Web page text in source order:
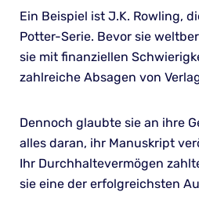
Ein Beispiel ist J.K. Rowling,
Potter-Serie. Bevor sie
sie mit finanziellen
zahlreiche Absagen von
Dennoch glaubte sie an ihre
alles daran, ihr Manuskript
Ihr Durchhaltevermögen
sie eine der erfolgreichsten